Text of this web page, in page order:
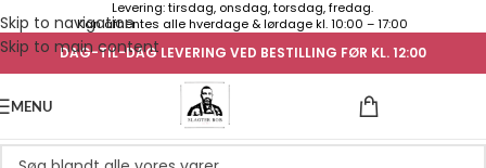
Skip to navigation
Skip to main content
Levering: tirsdag, onsdag, torsdag, fredag.
Kan afhentes alle hverdage & lørdage kl. 10:00 – 17:00
DAG-TIL-DAG LEVERING VED BESTILLING FØR KL. 12:00
MENU